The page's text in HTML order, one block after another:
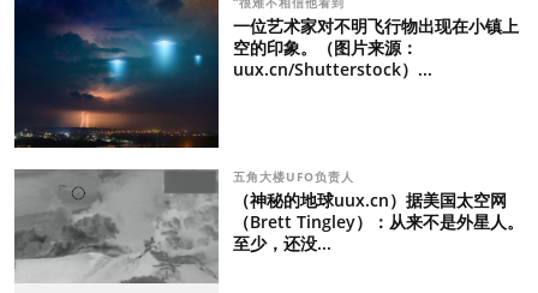
一位艺术家对不明飞行物出现在小镇上
空的印象。（图片来源：
uux.cn/Shutterstock）...
五角大楼UFO负责人
（神秘的地球uux.cn）据美国太空网
（Brett Tingley）：从来不是外星人。
至少，还没...